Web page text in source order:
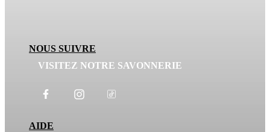
AIDE
NOUS SUIVRE
VISITEZ NOTRE SAVONNERIE